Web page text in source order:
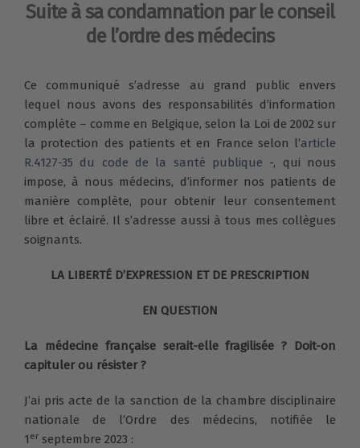
Suite à sa condamnation par le conseil
de l’ordre des médecins
Ce communiqué s’adresse au grand public envers
lequel nous avons des responsabilités d’information
complète – comme en Belgique, selon la Loi de 2002 sur
la protection des patients et en France selon l’article
R.4127-35 du code de la santé publique -, qui nous
impose, à nous médecins, d’informer nos patients de
manière complète, pour obtenir leur consentement
libre et éclairé. Il s’adresse aussi à tous mes collègues
soignants.
LA LIBERTÉ D’EXPRESSION ET DE PRESCRIPTION
EN QUESTION
La médecine française serait-elle fragilisée ? Doit-on
capituler ou résister ?
J’ai pris acte de la sanction de la chambre disciplinaire
nationale de l’Ordre des médecins, notifiée le
1 er septembre 2023 :